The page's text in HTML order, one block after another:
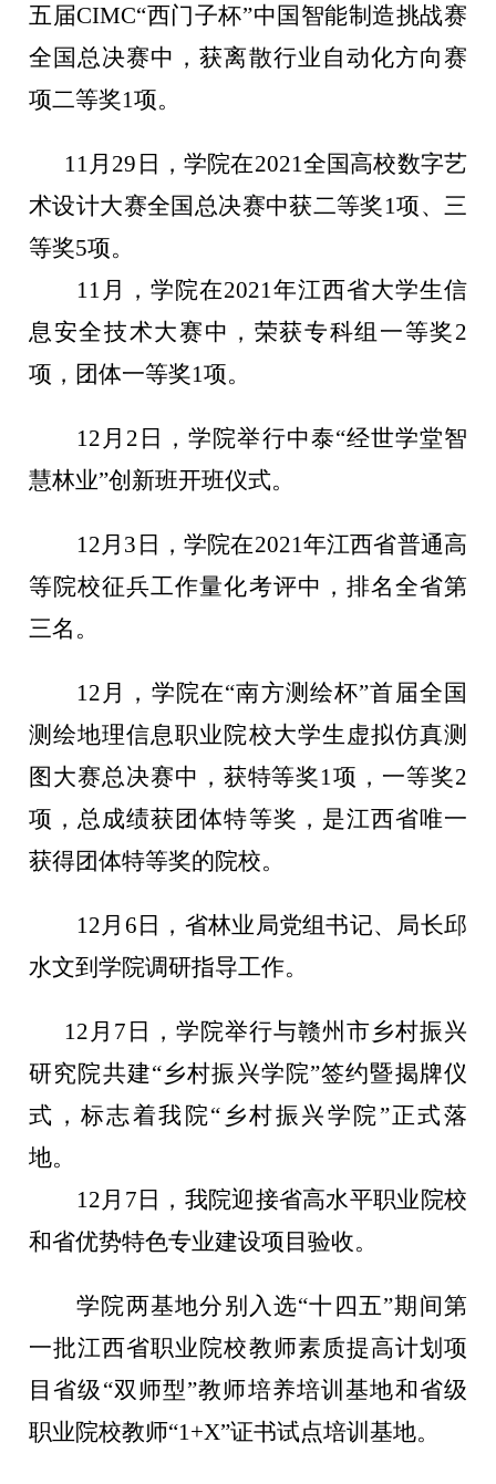
五届CIMC“西门子杯”中国智能制造挑战赛
全国总决赛中，获离散行业自动化方向赛
项二等奖1项。
11月29日，学院在2021全国高校数字艺
术设计大赛全国总决赛中获二等奖1项、三
等奖5项。
1 1 月，学院在2021年江西省大学生信
息安全技术大赛中，荣获专科组一等奖2
项，团体一等奖1项。
12月2日，学院举行中泰“经世学堂智
慧林业”创新班开班仪式。
12月3日，学院在2021年江西省普通高
等院校征兵工作量化考评中，排名全省第
三名。
1 2 月，学院在“南方测绘杯”首届全国
测绘地理信息职业院校大学生虚拟仿真测
图大赛总决赛中，获特等奖1项，一等奖2
项，总成绩获团体特等奖，是江西省唯一
获得团体特等奖的院校。
12月6日，省林业局党组书记、局长邱
水文到学院调研指导工作。
12月7日，学院举行与赣州市乡村振兴
研究院共建“乡村振兴学院”签约暨揭牌仪
式，标志着我院“乡村振兴学院”正式落
地。
12月7日，我院迎接省高水平职业院校
和省优势特色专业建设项目验收。
学院两基地分别入选“十四五”期间第
一批江西省职业院校教师素质提高计划项
目省级“双师型”教师培养培训基地和省级
职业院校教师“1+X”证书试点培训基地。